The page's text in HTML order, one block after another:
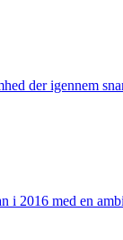
der igennem
i 2016 med en